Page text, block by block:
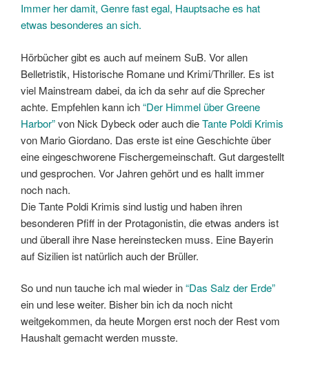
Immer her damit, Genre fast egal, Hauptsache es hat
etwas besonderes an sich.
Hörbücher gibt es auch auf meinem SuB. Vor allen
Belletristik, Historische Romane und Krimi/Thriller. Es ist
viel Mainstream dabei, da ich da sehr auf die Sprecher
achte. Empfehlen kann ich“Der Himmel über Greene
Harbor”von Nick Dybeck oder auch dieTante Poldi Krimis
von Mario Giordano. Das erste ist eine Geschichte über
eine eingeschworene Fischergemeinschaft. Gut dargestellt
und gesprochen. Vor Jahren gehört und es hallt immer
noch nach.
Die Tante Poldi Krimis sind lustig und haben ihren
besonderen Pfiff in der Protagonistin, die etwas anders ist
und überall ihre Nase hereinstecken muss. Eine Bayerin
auf Sizilien ist natürlich auch der Brüller.
So und nun tauche ich mal wieder in“Das Salz der Erde”
ein und lese weiter. Bisher bin ich da noch nicht
weitgekommen, da heute Morgen erst noch der Rest vom
Haushalt gemacht werden musste.